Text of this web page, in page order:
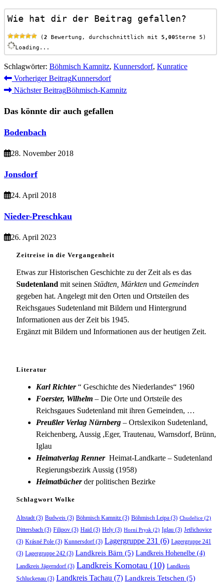
Wie hat dir der Beitrag gefallen?
(2 Bewertung, durchschnittlich mit 5,00Sterne 5)
Loading...
Schlagwörter: Böhmisch Kamnitz, Kunnersdorf, Kunratice
Weitere
Artikel
ansehen
Vorheriger BeitragKunnersdorf
Nächster BeitragBöhmisch-Kamnitz
Das könnte dir auch gefallen
Bodenbach
28. November 2018
Jonsdorf
24. April 2018
Nieder-Preschkau
26. April 2023
Zeitreise in die Vergangenheit
Etwas zur Historischen Geschichte zu der Zeit als es das
Sudetenland mit seinen Städten, Märkten und Gemeinden
gegeben hat. Angelegt mit den Orten und Ortsteilen des
Reichsgaues Sudetenland mit Bildern und Hintergrund
Informationen aus der Zeit bis 1945.
Ergänzt mit Bildern und Informationen aus der heutigen Zeit.
Literatur
Karl Richter“ Geschichte des Niederlandes“ 1960
Foerster, Wilhelm – Die Orte und Ortsteile des
Reichsgaues Sudetenland mit ihren Gemeinden, …
Preußler Verlag Nürnberg – Ortslexikon Sudetenland,
Reichenberg, Aussig ,Eger, Trautenau, Warnsdorf, Brünn,
Iglau
Heimatverlag Renner Heimat-Landkarte – Sudetenland
Regierungsbezirk Aussig (1958)
Heimatbücherder politischen Bezirke
Schlagwort Wolke
Altstadt (3) Budweis (3) Böhmisch Kamnitz (3) Böhmisch Leipa (3) Chudeřice (2)
Dittersbach (3) Filipov (3) Haid (3) Hely (3) Horní Prysk (2) Iglau (3) Jetřichovice
(3) Krásné Pole (3) Kunnersdorf (3) Lagergruppe 231 (6) Lagergruppe 241
(3) Lagergruppe 242 (3) Landkreis Bärn (5) Landkreis Hohenelbe (4)
Landkreis Jägerndorf (3) Landkreis Komotau (10) Landkreis
Schluckenau (3) Landkreis Tachau (7) Landkreis Tetschen (5)